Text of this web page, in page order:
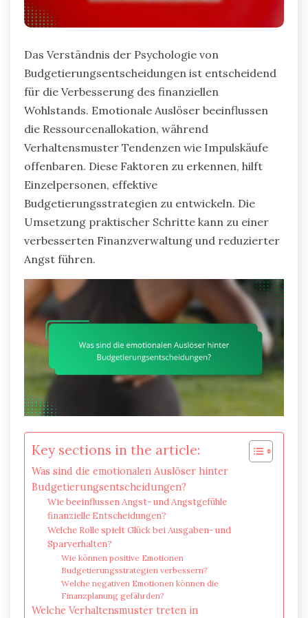
Das Verständnis der Psychologie von
Budgetierungsentscheidungen ist entscheidend
für die Verbesserung des finanziellen
Wohlstands. Emotionale Auslöser beeinflussen
die Ressourcenallokation, während
Verhaltensmuster Tendenzen wie Impulskäufe
offenbaren. Diese Faktoren zu erkennen, hilft
Einzelpersonen, effektive
Budgetierungsstrategien zu entwickeln. Die
Umsetzung praktischer Schritte kann zu einer
verbesserten Finanzverwaltung und reduzierter
Angst führen.
Key sections in the article:
Was sind die emotionalen Auslöser hinter
Budgetierungsentscheidungen?
Wie beeinflussen Angst- und Angstgefühle
finanzielle Entscheidungen?
Welche Rolle spielt Glück bei Ausgaben- und
Sparverhalten?
Wie können positive Emotionen
Budgetierungsstrategien verbessern?
Welche negativen Emotionen können die
Finanzplanung gefährden?
Welche Verhaltensmuster treten in